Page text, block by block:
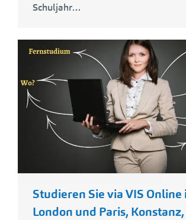
Schuljahr…
Studieren Sie via VIS Online
London und Paris,